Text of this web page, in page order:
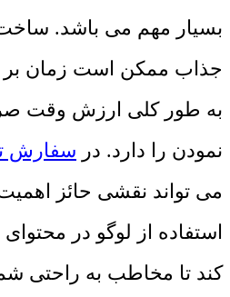
بسیار مهم می باشد.
جذاب ممکن است زمان ‌بر و
به طور کلی ارزش وقت
نمودن را دارد. در سفارش
می ‌تواند نقشی حائز
استفاده از لوگو در
‌کند تا مخاطب به راحتی